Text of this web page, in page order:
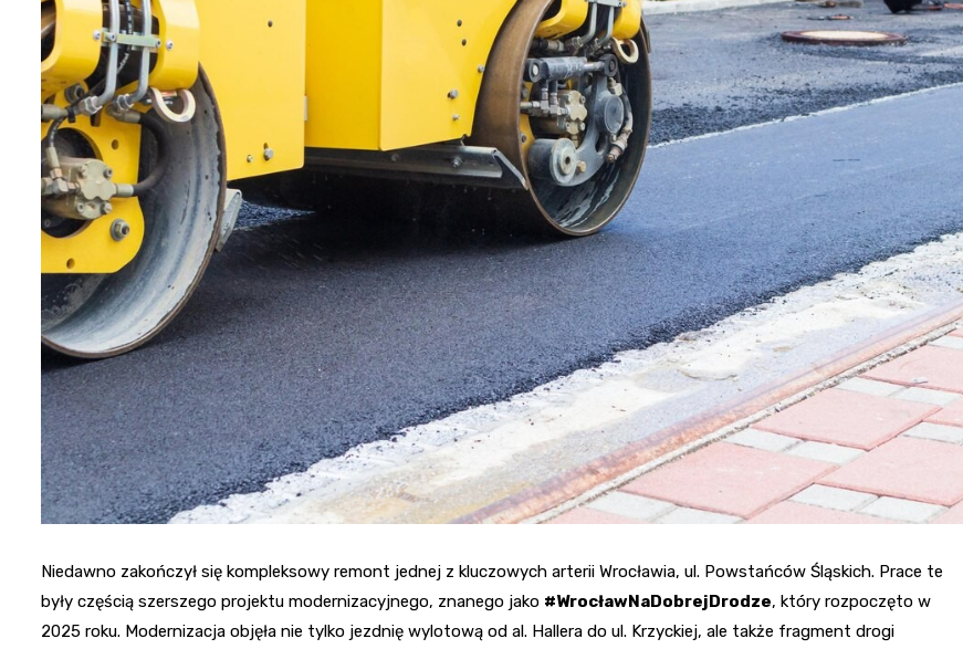
Fryzjer
Kino
Poczta
Niedawno zakończył się kompleksowy remont jednej z kluczowych arterii Wrocławia, ul. Powstańców Śląskich. Prace te
były częścią szerszego projektu modernizacyjnego, znanego jako #WrocławNaDobrejDrodze, który rozpoczęto w
2025 roku. Modernizacja objęła nie tylko jezdnię wylotową od al. Hallera do ul. Krzyckiej, ale także fragment drogi